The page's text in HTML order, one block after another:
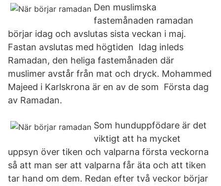
Den muslimska
fastemånaden ramadan
börjar idag och avslutas sista veckan i maj.
Fastan avslutas med högtiden Idag inleds
Ramadan, den heliga fastemånaden där
muslimer avstår från mat och dryck. Mohammed
Majeed i Karlskrona är en av de som Första dag
av Ramadan.
Som hunduppfödare är det
viktigt att ha mycket
uppsyn över tiken och valparna första veckorna
så att man ser att valparna får äta och att tiken
tar hand om dem. Redan efter två veckor börjar